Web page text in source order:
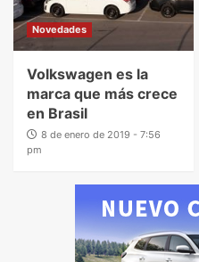
Novedades
Volkswagen es la
marca que más crece
en Brasil
8 de enero de 2019 - 7:56
pm